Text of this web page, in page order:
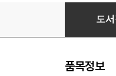
미치도록
도
품목정보